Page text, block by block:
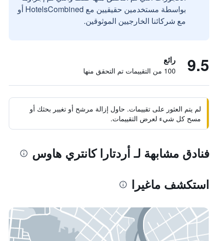
بواسطة مستخدمين حقيقيين مع HotelsCombined أو
مع شركائنا الخارجيين الموثوقين.
9.5 رائع
100 من التقييمات تم التحقق منها
لم يتم العثور على تقييمات. حاول إزالة مرشح أو تغيير بحثك أو
مسح كل شيء لعرض التقييمات.
فنادق مشابهة لـ أردتارا كانتري هاوس
استكشف ماغيرا